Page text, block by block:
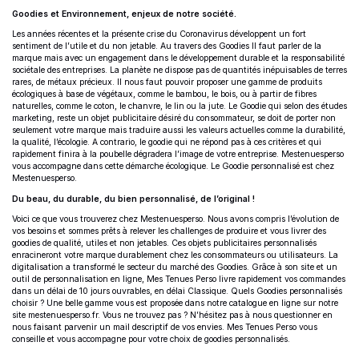
Goodies et Environnement, enjeux de notre société.
Les années récentes et la présente crise du Coronavirus développent un fort
sentiment de l’utile et du non jetable. Au travers des Goodies Il faut parler de la
marque mais avec un engagement dans le développement durable et la responsabilité
sociétale des entreprises. La planète ne dispose pas de quantités inépuisables de terres
rares, de métaux précieux. Il nous faut pouvoir proposer une gamme de produits
écologiques à base de végétaux, comme le bambou, le bois, ou à partir de fibres
naturelles, comme le coton, le chanvre, le lin ou la jute. Le Goodie qui selon des études
marketing, reste un objet publicitaire désiré du consommateur, se doit de porter non
seulement votre marque mais traduire aussi les valeurs actuelles comme la durabilité,
la qualité, l’écologie. A contrario, le goodie qui ne répond pas à ces critères et qui
rapidement finira à la poubelle dégradera l’image de votre entreprise. Mestenuesperso
vous accompagne dans cette démarche écologique. Le Goodie personnalisé est chez
Mestenuesperso.
Du beau, du durable, du bien personnalisé, de l’original !
Voici ce que vous trouverez chez Mestenuesperso. Nous avons compris l’évolution de
vos besoins et sommes prêts à relever les challenges de produire et vous livrer des
goodies de qualité, utiles et non jetables. Ces objets publicitaires personnalisés
enracineront votre marque durablement chez les consommateurs ou utilisateurs. La
digitalisation a transformé le secteur du marché des Goodies. Grâce à son site et un
outil de personnalisation en ligne, Mes Tenues Perso livre rapidement vos commandes
dans un délai de 10 jours ouvrables, en délai Classique. Quels Goodies personnalisés
choisir ? Une belle gamme vous est proposée dans notre catalogue en ligne sur notre
site mestenuesperso.fr. Vous ne trouvez pas ? N’hésitez pas à nous questionner en
nous faisant parvenir un mail descriptif de vos envies. Mes Tenues Perso vous
conseille et vous accompagne pour votre choix de goodies personnalisés.